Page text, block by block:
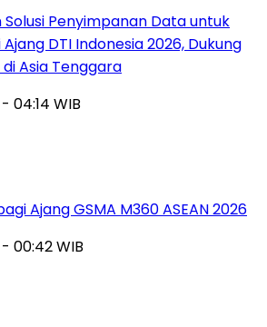
Solusi Penyimpanan Data untuk
DTI Indonesia 2026, Dukung
Asia Tenggara
04:14 WIB
Ajang GSMA M360 ASEAN 2026
00:42 WIB